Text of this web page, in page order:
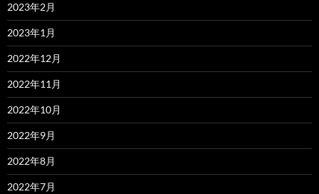
2023年2月
2023年1月
2022年12月
2022年11月
2022年10月
2022年9月
2022年8月
2022年7月